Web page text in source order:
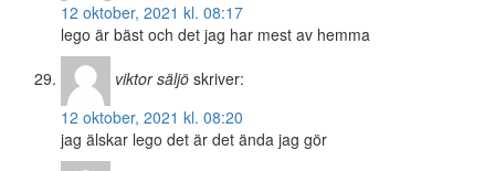
12 oktober, 2021 kl. 08:17
lego är bäst och det jag har mest av hemma
viktor säljö skriver:
12 oktober, 2021 kl. 08:20
jag älskar lego det är det ända jag gör